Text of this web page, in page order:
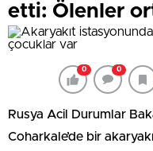
etti: Ölenler
0 0
Rusya Acil Durumlar
Coharkale’de bir